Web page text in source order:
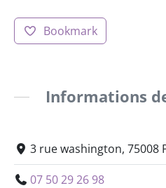
Bookmark
Informations
3 rue washington, 75008
07 50 29 26 98